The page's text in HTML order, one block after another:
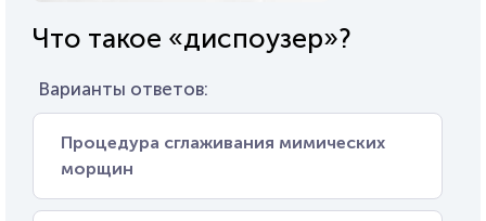
Что такое «диспоузер»?
Варианты ответов:
Процедура сглаживания мимических
морщин